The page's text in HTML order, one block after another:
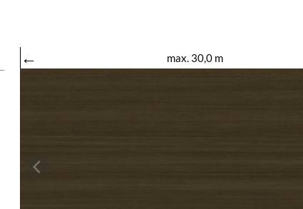
← max. 30,0 m